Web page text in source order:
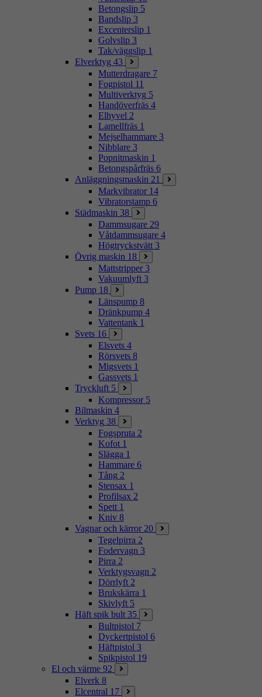
Betongslip 5
Bandslip 3
Excenterslip 1
Golvslip 3
Tak/väggslip 1
Elverktyg 43
Mutterdragare 7
Fogpistol 11
Multiverktyg 5
Handöverfräs 4
Elhyvel 2
Lamellfräs 1
Mejselhammare 3
Nibblare 3
Popnitmaskin 1
Betongspårfräs 6
Anläggningsmaskin 21
Markvibrator 14
Vibratorstamp 6
Städmaskin 38
Dammsugare 29
Våtdammsugare 4
Högtryckstvätt 3
Övrig maskin 18
Mattstripper 3
Vakuumlyft 3
Pump 18
Länspump 8
Dränkpump 4
Vattentank 1
Svets 16
Elsvets 4
Rörsvets 8
Migsvets 1
Gassvets 1
Tryckluft 5
Kompressor 5
Bilmaskin 4
Verktyg 38
Fogspruta 2
Kofot 1
Slägga 1
Hammare 6
Tång 2
Stensax 1
Profilsax 2
Spett 1
Kniv 8
Vagnar och kärror 20
Tegelpirra 2
Fodervagn 3
Pirra 2
Verktygsvagn 2
Dörrlyft 2
Brukskärra 1
Skivlyft 5
Häft spik bult 35
Bultpistol 7
Dyckertpistol 6
Häftpistol 3
Spikpistol 19
El och värme 92
Elverk 8
Elcentral 17